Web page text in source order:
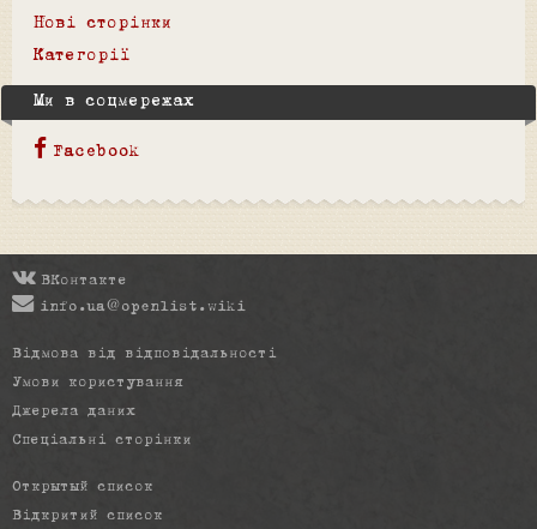
Нові сторінки
Категорії
Ми в соцмережах
Facebook
ВКонтакте
info.ua@openlist.wiki
Відмова від відповідальності
Умови користування
Джерела даних
Спеціальні сторінки
Открытый список
Відкритий список